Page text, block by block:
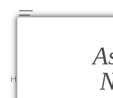
HOME